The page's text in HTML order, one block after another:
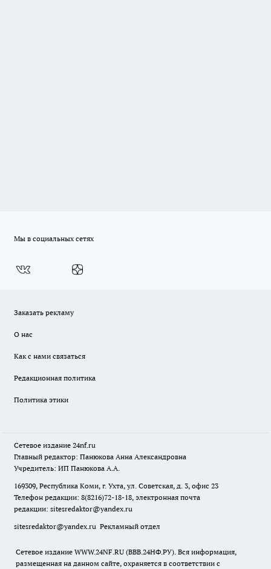
Мы в социальных сетях
Заказать рекламу
О нас
Как с нами связаться
Редакционная политика
Политика этики
Сетевое издание 24nf.ru
Главный редактор: Панюкова Анна Александровна
Учредитель: ИП Панюкова А.А.
169309, Республика Коми, г. Ухта, ул. Советская, д. 3, офис 23
Телефон редакции: 8(8216)72-18-18, электронная почта
редакции: sitesredaktor@yandex.ru
sitesredaktor@yandex.ru Рекламный отдел
Сетевое издание WWW.24NF.RU (ВВВ.24НФ.РУ). Вся информация,
размещенная на данном сайте, охраняется в соответствии с